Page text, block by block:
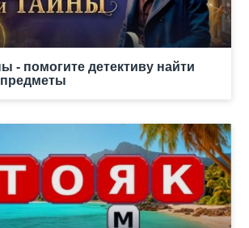
- помогите детективу найти